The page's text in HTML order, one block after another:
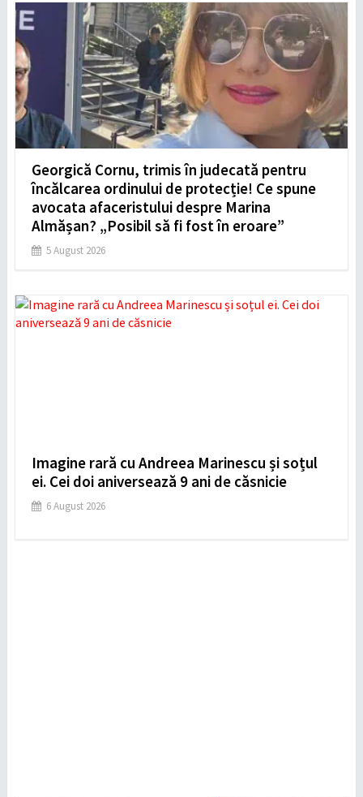
Georgică Cornu, trimis în judecată pentru
încălcarea ordinului de protecție! Ce spune
avocata afaceristului despre Marina
Almășan? „Posibil să fi fost în eroare”
5 August 2026
Imagine rară cu Andreea Marinescu și soțul
ei. Cei doi aniversează 9 ani de căsnicie
6 August 2026